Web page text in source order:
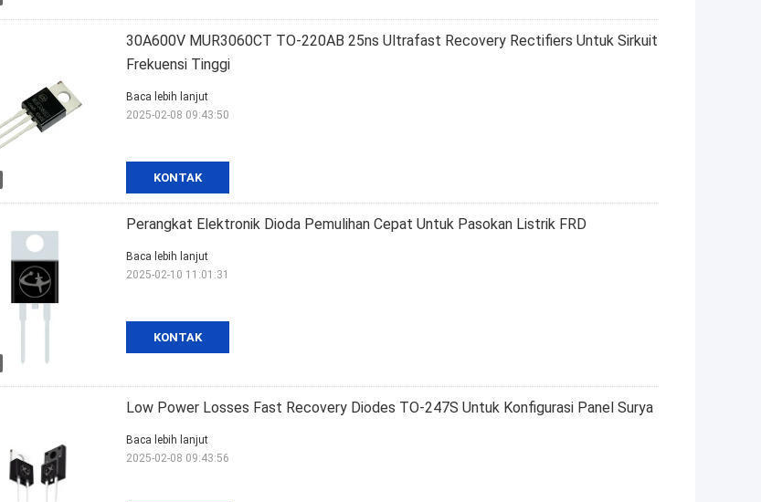
30A600V MUR3060CT TO-220AB 25ns Ultrafast Recovery Rectifiers Untuk Sirkuit
Frekuensi Tinggi
KONTAK
Baca lebih lanjut
2025-02-08 09:43:50
Perangkat Elektronik Dioda Pemulihan Cepat Untuk Pasokan Listrik FRD
KONTAK
Baca lebih lanjut
2025-02-10 11:01:31
Low Power Losses Fast Recovery Diodes TO-247S Untuk Konfigurasi Panel Surya
Baca lebih lanjut
2025-02-08 09:43:56